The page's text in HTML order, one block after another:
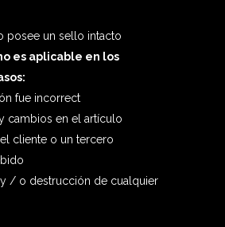
posee un sello intacto
es aplicable en los
fue incorrect
cambios en el artículo
cliente o un tercero
y / o destrucción de cualquier